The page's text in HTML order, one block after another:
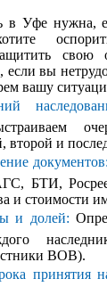
в Уфе нужна,
свою
если вы
вашу
второй и
документов:
БТИ,
и стоимости
и долей:
ВОВ).
принятия